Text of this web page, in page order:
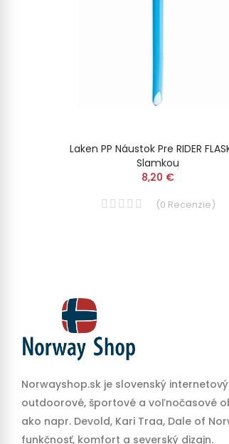
Laken PP Náustok Pre RIDER
Slamkou
8,20 €
(0 Recenzie)
Norwayshop.sk je slovenský
outdoorové, športové a voľnočasové
ako napr. Devold, Kari Traa, Dale of
funkčnosť, komfort a severský dizajn.